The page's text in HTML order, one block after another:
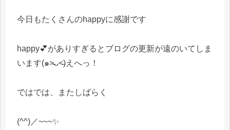
今日もたくさんのhappyに感謝です
happy💕がありすぎるとブログの更新が遠のいてしま
います(๑˃̵ᴗ˂̵)えへっ！
ではでは、またしばらく
(^^)／~~~✨